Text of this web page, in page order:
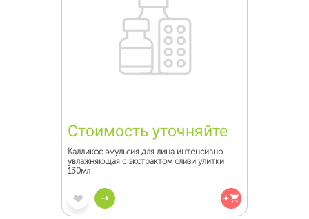
Стоимость уточняйте
Калликос эмульсия для лица интенсивно
увлажняющая с экстрактом слизи улитки
130мл